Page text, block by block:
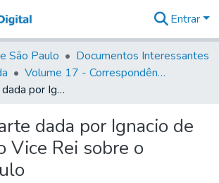
&
Coleções
Tudo na
Biblioteca
Estatísticas
Entrar
São Paulo
Documentos Interessantes
Volume 17 - Correspondência do Vice-Rei, de Martim Lopes Lobo e outros (1775- 9)
Cópia da parte dada por Ignacio de Andrade ao Vice Rei sobre o escravo Paulo
dada por Ignacio de
Vice Rei sobre o